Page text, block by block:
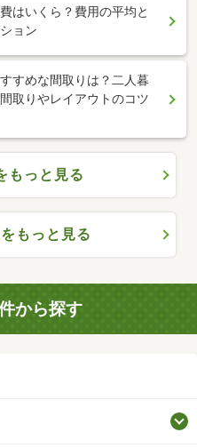
はいくら？費用の平均と
ョン
すめな間取りは？二人暮
取りやレイアウトのコツ
もっと見る
もっと見る
から探す